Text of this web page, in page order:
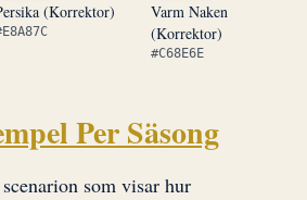
(Korrektor)
Varm Naken
(Korrektor)
#C68E6E
Per Säsong
som visar hur